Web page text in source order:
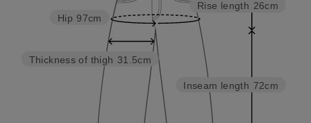
Inseam length 72cm
Rise length 26cm
Thickness of thigh 31.5cm
Hip 97cm